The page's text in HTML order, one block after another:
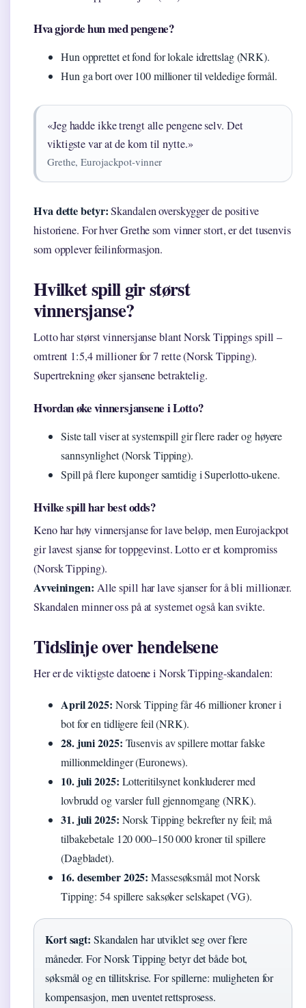
Hva gjorde hun med pengene?
Hun opprettet et fond for lokale idrettslag (NRK).
Hun ga bort over 100 millioner til veldedige formål.
«Jeg hadde ikke trengt alle pengene selv. Det
viktigste var at de kom til nytte.»
Grethe, Eurojackpot-vinner
Hva dette betyr:Skandalen overskygger de positive
historiene. For hver Grethe som vinner stort, er det tusenvis
som opplever feilinformasjon.
Hvilket spill gir størst
vinnersjanse?
Lotto har størst vinnersjanse blant Norsk Tippings spill –
omtrent 1:5,4 millioner for 7 rette (Norsk Tipping).
Supertrekning øker sjansene betraktelig.
Hvordan øke vinnersjansene i Lotto?
Siste tall viser at systemspill gir flere rader og høyere
sannsynlighet (Norsk Tipping).
Spill på flere kuponger samtidig i Superlotto-ukene.
Hvilke spill har best odds?
Keno har høy vinnersjanse for lave beløp, men Eurojackpot
gir lavest sjanse for toppgevinst. Lotto er et kompromiss
(Norsk Tipping).
Avveiningen: Alle spill har lave sjanser for å bli millionær.
Skandalen minner oss på at systemet også kan svikte.
Tidslinje over hendelsene
Her er de viktigste datoene i Norsk Tipping-skandalen:
April 2025: Norsk Tipping får 46 millioner kroner i
bot for en tidligere feil (NRK).
28. juni 2025: Tusenvis av spillere mottar falske
millionmeldinger (Euronews).
10. juli 2025: Lotteritilsynet konkluderer med
lovbrudd og varsler full gjennomgang (NRK).
31. juli 2025: Norsk Tipping bekrefter ny feil; må
tilbakebetale 120 000–150 000 kroner til spillere
(Dagbladet).
16. desember 2025: Massesøksmål mot Norsk
Tipping: 54 spillere saksøker selskapet (VG).
Kort sagt: Skandalen har utviklet seg over flere
måneder. For Norsk Tipping betyr det både bot,
søksmål og en tillitskrise. For spillerne: muligheten for
kompensasjon, men uventet rettsprosess.